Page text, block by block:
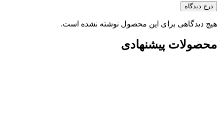
درج دیدگاه
هیچ دیدگاهی برای این محصول نوشته نشده است.
محصولات پیشنهادی